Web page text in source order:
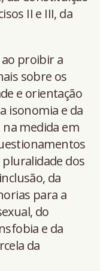
II e III, da
proibir a
sobre os
e orientação
isonomia e da
medida em
dos
da
para a
do
e da
da